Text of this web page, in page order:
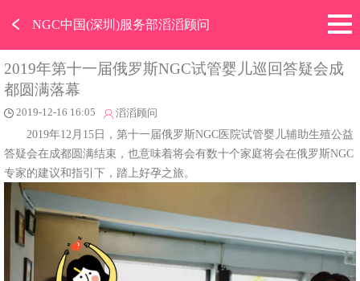
﹤ NGC中国(深圳)服务部滔滔顾问
2019年第十一届俄罗斯NGC试管婴儿巡回答疑会成
都圆满落幕
2019-12-16 16:05 滔滔顾问
2019年12月15日，第十一届俄罗斯NGC医院试管婴儿辅助生殖公益
答疑会在成都圆满结束，也意味着将会有数十个家庭将会在俄罗斯NGC
专家的建议和指引下，踏上好孕之旅。